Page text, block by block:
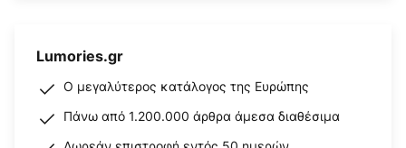
Lumories.gr
Ο μεγαλύτερος κατάλογος της Ευρώπης
Πάνω από 1.200.000 άρθρα άμεσα διαθέσιμα